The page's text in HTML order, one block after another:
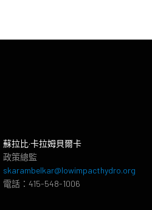
蘇拉比·卡拉姆貝爾卡
政策總監
skarambelkar@lowimpacthydro.org
電話：415-548-1006